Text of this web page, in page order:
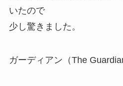
いたので
少し驚きました。
ガーディアン（The